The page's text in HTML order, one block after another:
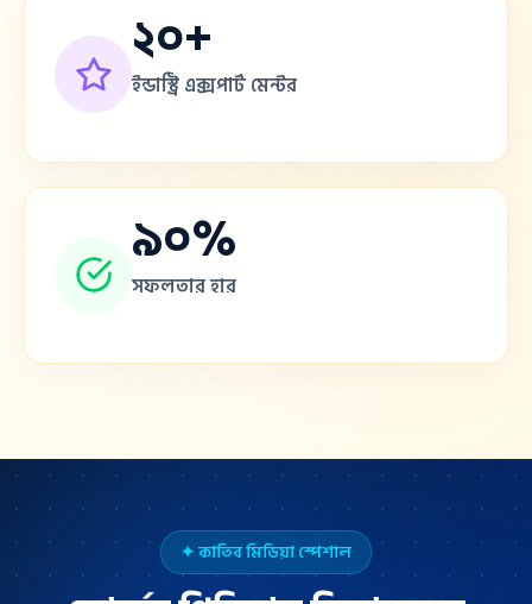
২০+
ইন্ডাস্ট্রি এক্সপার্ট মেন্টর
৯০%
সফলতার হার
✦ কাতিব মিডিয়া স্পেশাল